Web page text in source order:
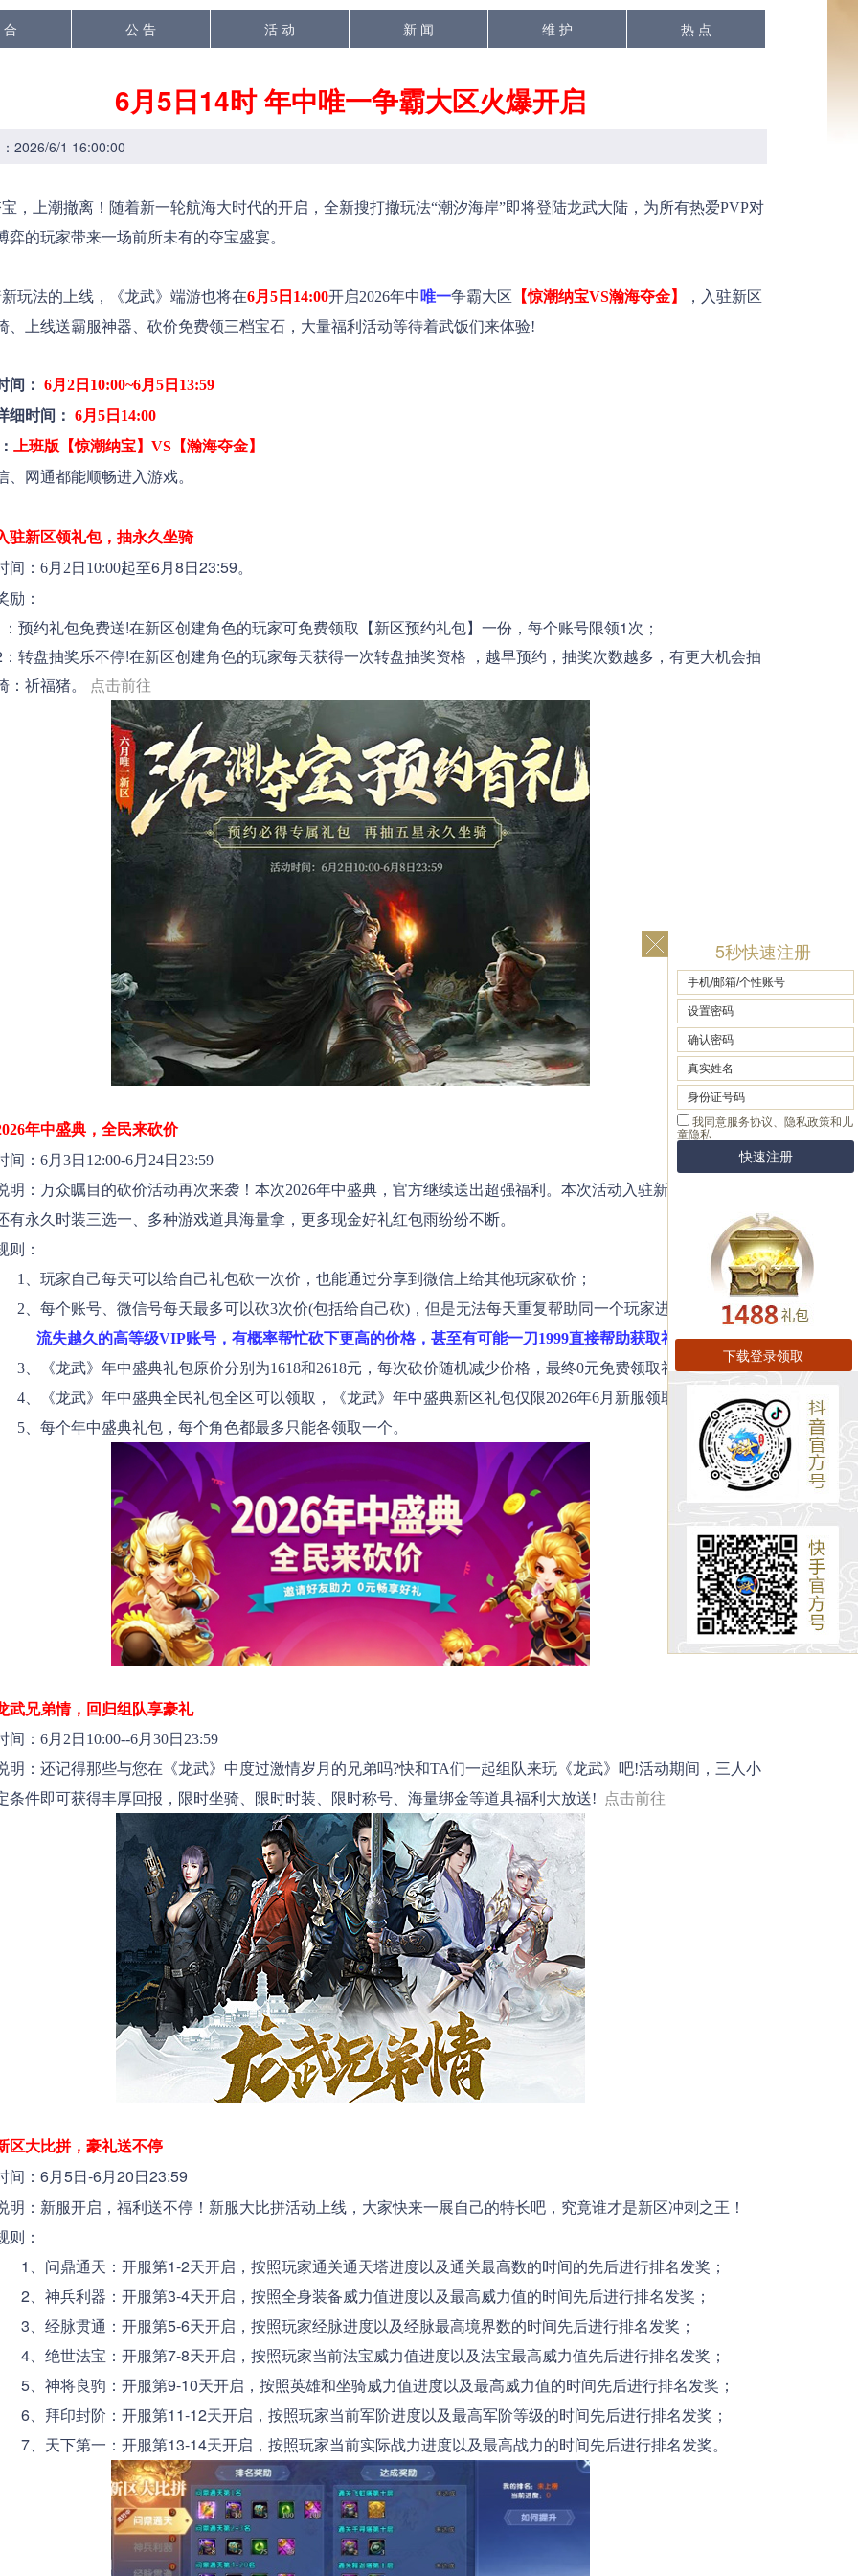
合 公 告 活 动 新 闻 维 护 热 点
6月5日14时 年中唯一争霸大区火爆开启
2026/6/1 16:00:00
，上潮撤离！随着新一轮航海大时代的开启，全新搜打撤玩法“潮汐海岸”即将登陆龙武大陆，为所有热爱PVP对
弈的玩家带来一场前所未有的夺宝盛宴。
玩法的上线 ，《龙武》端游也将在6月5日14:00开启2026年中 唯一争霸大区 【惊潮纳宝VS瀚海夺金】
，入驻新区
、上线送霸服神器、砍价免费领三档宝石，大量福利活动等待着武饭们来体验!
间： 6月2 日10:00~6月5日13:59
细时间： 6月5日14:00
上班版【惊潮纳宝】VS【瀚海夺金】
、网通都能顺畅进入游戏。
驻新区领礼包，抽永久坐骑
：6月2日10:00起至6月8日23:59。
：
约礼包免费送!在新区创建角色的玩家可免费领取【新区预约礼包】一份，每个账号限领1次；
盘抽奖乐不停!在新区创建角色的玩家每天获得一次转盘抽奖资格 ，越早预约，抽奖次数越多，有更大机会抽
：祈福猪。 点击前往
年中盛典，全民来砍价
间：6月3日12:00-6月24日23:59
明：万众瞩目的砍价活动再次来袭！本次2026年中盛典，官方继续送出超强福利。本次活动入驻新区可领全套三
有永久时装三选一、多种游戏道具海量拿，更多现金好礼红包雨纷纷不断。
则：
己每天可以给自己礼包砍一次价，也能通过分享到微信上给其他玩家砍价；
账号、微信号每天最多可以砍3次价(包括给自己砍)，但是无法每天重复帮助同一个玩家进行砍价；
流失越久的高等级VIP账号，有概率帮忙砍下更高的价格，甚至有可能一刀1999直接帮助获取礼包。
》年中盛典礼包原价分别为1618和2618元，每次砍价随机减少价格，最终0元免费领取礼包；
》年中盛典全民礼包全区可以领取，《龙武》年中盛典新区礼包仅限2026年6月新服领取；
年中盛典礼包，每个角色都最多只能各领取一个。
武兄弟情，回归组队享豪礼
：6月2日10:00--6月30日23:59
：还记得那些与您在《龙武》中度过激情岁月的兄弟吗?快和TA们一起组队来玩《龙武》吧!活动期间，三人小
条件即可获得丰厚回报，限时坐骑、限时时装、限时称号、海量绑金等道具福利大放送!
点击前往
区大比拼，豪礼送不停
间：6月5日-6月20日23:59
明：新服开启，福利送不停！新服大比拼活动上线，大家快来一展自己的特长吧，究竟谁才是新区冲刺之王！
则：
1、问鼎通天：开服第1-2天开启，按照玩家通关通天塔进度以及通关最高数的时间的先后进行排名发奖；
2、神兵利器：开服第3-4天开启，按照全身装备威力值进度以及最高威力值的时间先后进行排名发奖；
3、经脉贯通：开服第5-6天开启，按照玩家经脉进度以及经脉最高境界数的时间先后进行排名发奖；
4、绝世法宝：开服第7-8天开启，按照玩家当前法宝威力值进度以及法宝最高威力值先后进行排名发奖；
5、神将良驹：开服第9-10天开启，按照英雄和坐骑威力值进度以及最高威力值的时间先后进行排名发奖；
6、拜印封阶：开服第11-12天开启，按照玩家当前军阶进度以及最高军阶等级的时间先后进行排名发奖；
7、天下第一：开服第13-14天开启，按照玩家当前实际战力进度以及最高战力的时间先后进行排名发奖。
5秒快速注册
下载登录领取